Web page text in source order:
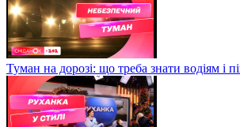
Туман на дорозі: що треба знати водіям і